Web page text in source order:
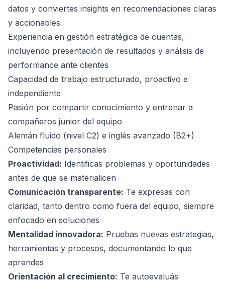
datos y conviertes insights en recomendaciones claras
y accionables
Experiencia en gestión estratégica de cuentas,
incluyendo presentación de resultados y análisis de
performance ante clientes
Capacidad de trabajo estructurado, proactivo e
independiente
Pasión por compartir conocimiento y entrenar a
compañeros junior del equipo
Alemán fluido (nivel C2) e inglés avanzado (B2+)
Competencias personales
Proactividad: Identificas problemas y oportunidades
antes de que se materialicen
Comunicación transparente: Te expresas con
claridad, tanto dentro como fuera del equipo, siempre
enfocado en soluciones
Mentalidad innovadora: Pruebas nuevas estrategias,
herramientas y procesos, documentando lo que
aprendes
Orientación al crecimiento: Te autoevaluás